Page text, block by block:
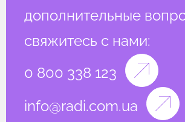
дополнительные
свяжитесь с нами:
0 800 338 123
info@radi.com.ua